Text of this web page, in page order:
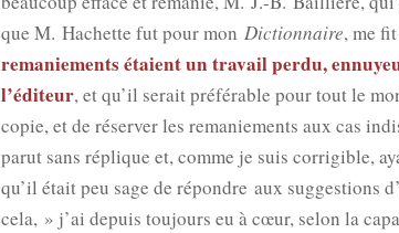
que M. Hachette fut pour mon Dic­tion­naire, me
rema­nie­ments étaient un tra­vail per­du,
l’éditeur, et qu’il serait pré­fé­rable pour tout le
copie, et de réser­ver les rema­nie­ments aux cas
parut sans réplique et, comme je suis cor­ri­gible,
qu’il était peu sage de répondre aux sug­ges­tions
cela, » j’ai depuis tou­jours eu à cœur, selon la